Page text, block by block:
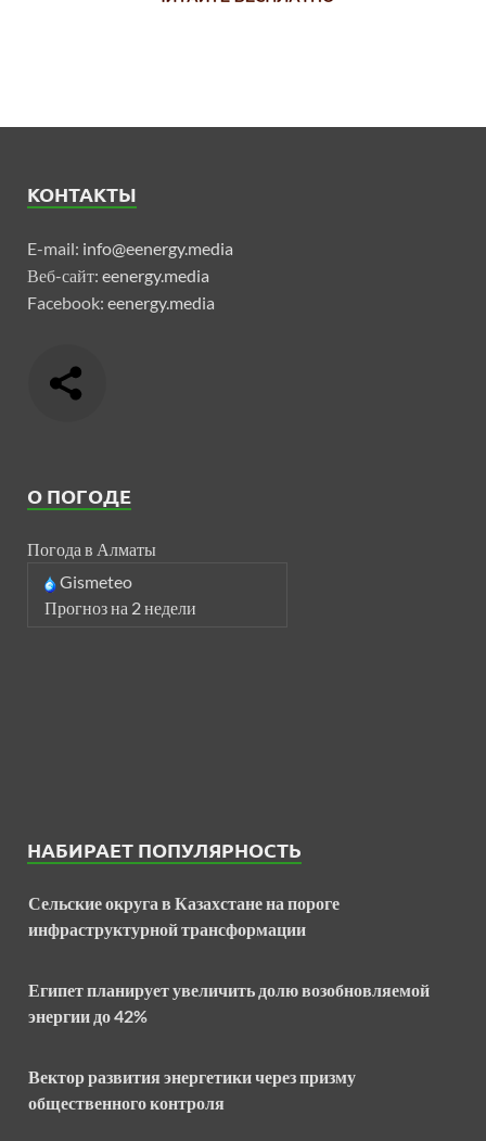
КОНТАКТЫ
E-mail: info@eenergy.media
Веб-сайт: eenergy.media
Facebook: eenergy.media
О ПОГОДЕ
Погода в Алматы
Gismeteo
Прогноз на 2 недели
НАБИРАЕТ ПОПУЛЯРНОСТЬ
Сельские округа в Казахстане на пороге
инфраструктурной трансформации
Египет планирует увеличить долю возобновляемой
энергии до 42%
Вектор развития энергетики через призму
общественного контроля